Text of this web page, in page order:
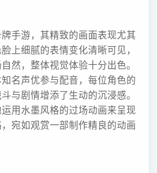
手游，其精致的画面表现尤其
上细腻的表情变化清晰可见，
然，整体视觉体验十分出色。
名声优参与配音，每位角色的
与剧情增添了生动的沉浸感。
用水墨风格的过场动画来呈现
宛如观赏一部制作精良的动画